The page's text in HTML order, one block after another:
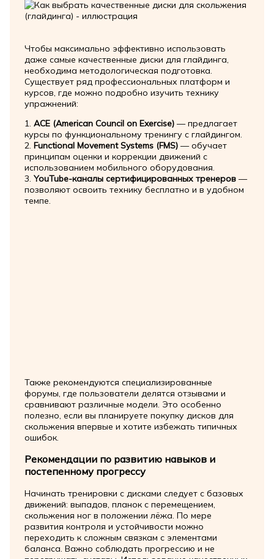
Чтобы максимально эффективно использовать
даже самые качественные диски для глайдинга,
необходима методологическая подготовка.
Существует ряд профессиональных платформ и
курсов, где можно подробно изучить технику
упражнений:
1. ACE (American Council on Exercise)— предлагает
курсы по функциональному тренингу с глайдингом.
2. Functional Movement Systems (FMS)— обучает
принципам оценки и коррекции движений с
использованием мобильного оборудования.
3. YouTube-каналы сертифицированных тренеров—
позволяют освоить технику бесплатно и в удобном
темпе.
Также рекомендуются специализированные
форумы, где пользователи делятся отзывами и
сравнивают различные модели. Это особенно
полезно, если вы планируете покупку дисков для
скольжения впервые и хотите избежать типичных
ошибок.
Рекомендации по развитию навыков и
постепенному прогрессу
Начинать тренировки с дисками следует с базовых
движений: выпадов, планок с перемещением,
скольжения ног в положении лёжа. По мере
развития контроля и устойчивости можно
переходить к сложным связкам с элементами
баланса. Важно соблюдать прогрессию и не